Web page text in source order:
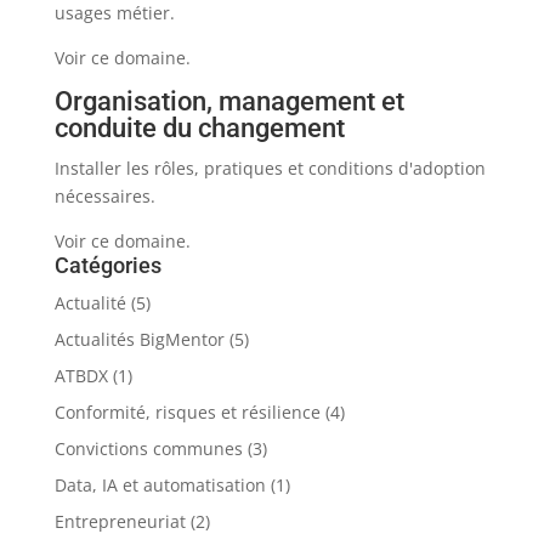
usages métier.
Voir ce domaine.
Organisation, management et
conduite du changement
Installer les rôles, pratiques et conditions d'adoption
nécessaires.
Voir ce domaine.
Catégories
Actualité (5)
Actualités BigMentor(5)
ATBDX(1)
Conformité, risques et résilience (4)
Convictions communes (3)
Data, IA et automatisation (1)
Entrepreneuriat(2)